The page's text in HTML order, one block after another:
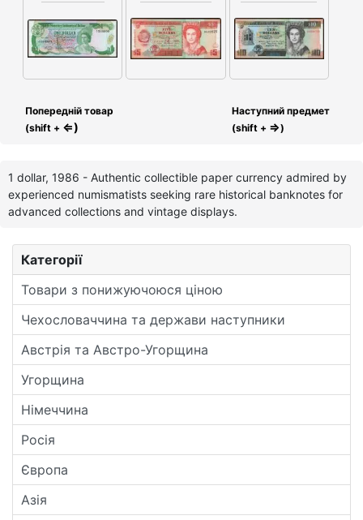
Категорії
Товари з понижуючоюся ціною
Чехословаччина та держави наступники
Австрія та Австро-Угорщина
Угорщина
Німеччина
Росія
Європа
Азія
Попередній товар
(shift + ⇐)
Наступний предмет
(shift + ⇒)
1 dollar, 1986 - Authentic collectible paper currency admired by
experienced numismatists seeking rare historical banknotes for
advanced collections and vintage displays.